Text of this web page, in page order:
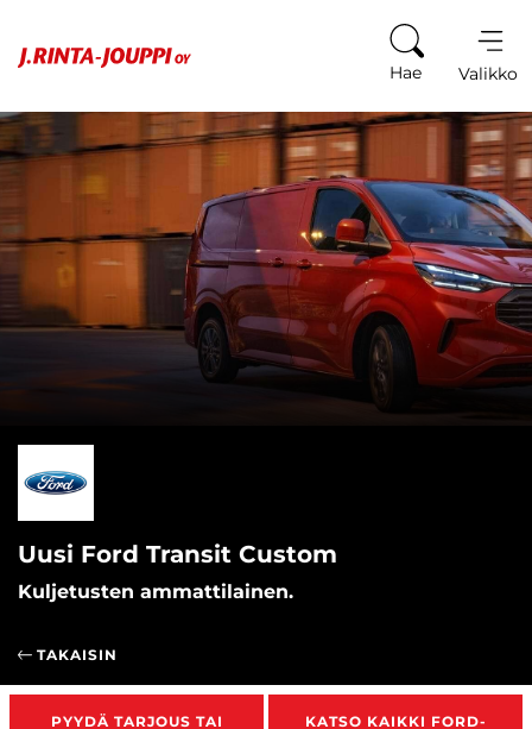
Hae Valikko
Uusi Ford Transit Custom
Kuljetusten ammattilainen.
TAKAISIN
PYYDÄ TARJOUS TAI
KATSO KAIKKI FORD-